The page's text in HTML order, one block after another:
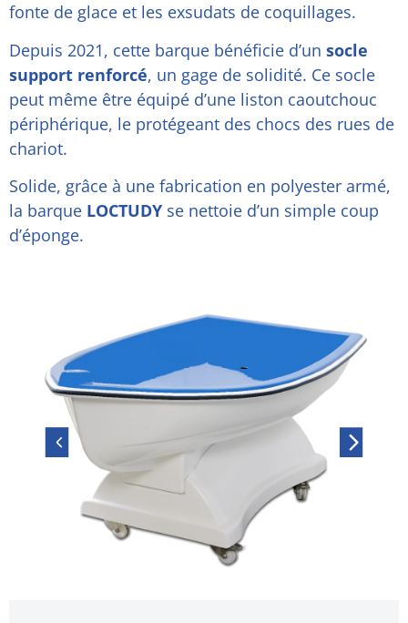
fonte de glace et les exsudats de coquillages.
Depuis 2021, cette barque bénéficie d’un socle
support renforcé, un gage de solidité. Ce socle
peut même être équipé d’une liston caoutchouc
périphérique, le protégeant des chocs des rues de
chariot.
Solide, grâce à une fabrication en polyester armé,
la barque LOCTUDY se nettoie d’un simple coup
d’éponge.